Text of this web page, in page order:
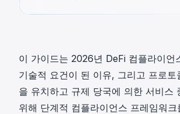
이 가이드는 2026년 DeFi 컴플라이언
기술적 요건이 된 이유, 그리고 프로토
을 유치하고 규제 당국에 의한 서비스
위해 단계적 컴플라이언스 프레임워